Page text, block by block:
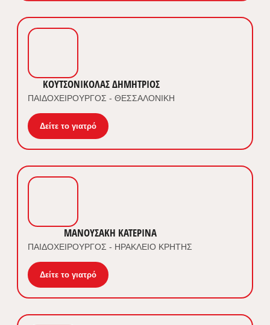
ΚΟΥΤΣΟΝΙΚΟΛΑΣ ΔΗΜΗΤΡΙΟΣ
ΠΑΙΔΟΧΕΙΡΟΥΡΓΟΣ - ΘΕΣΣΑΛΟΝΙΚΗ
Δείτε το γιατρό
ΜΑΝΟΥΣΑΚΗ ΚΑΤΕΡΙΝΑ
ΠΑΙΔΟΧΕΙΡΟΥΡΓΟΣ - ΗΡΑΚΛΕΙΟ ΚΡΗΤΗΣ
Δείτε το γιατρό